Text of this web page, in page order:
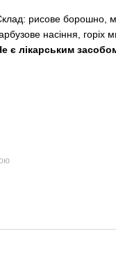
рисове борошно,
насіння, горіх
є лікарським